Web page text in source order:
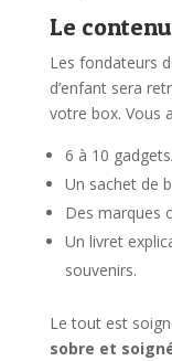
Le contenu
Les fondateurs
d’enfant sera
votre box. Vous
6 à 10
Un sachet de
Des marques
Un livret
souvenirs.
Le tout est
sobre et